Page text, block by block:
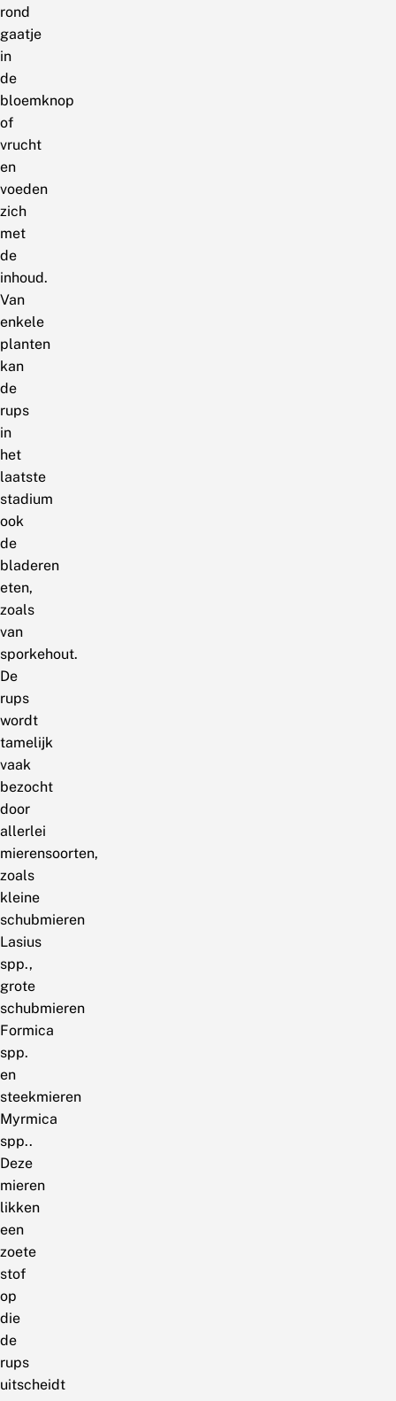
rond
gaatje
in
de
bloemknop
of
vrucht
en
voeden
zich
met
de
inhoud.
Van
enkele
planten
kan
de
rups
in
het
laatste
stadium
ook
de
bladeren
eten,
zoals
van
sporkehout.
De
rups
wordt
tamelijk
vaak
bezocht
door
allerlei
mierensoorten,
zoals
kleine
schubmieren
Lasius
spp.,
grote
schubmieren
Formica
spp.
en
steekmieren
Myrmica
spp..
Deze
mieren
likken
een
zoete
stof
op
die
de
rups
uitscheidt